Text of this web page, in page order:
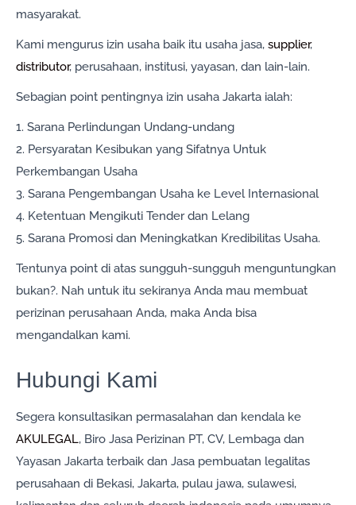
masyarakat.
Kami mengurus izin usaha baik itu usaha jasa, supplier,
distributor, perusahaan, institusi, yayasan, dan lain-lain.
Sebagian point pentingnya izin usaha Jakarta ialah:
1. Sarana Perlindungan Undang-undang
2. Persyaratan Kesibukan yang Sifatnya Untuk
Perkembangan Usaha
3. Sarana Pengembangan Usaha ke Level Internasional
4. Ketentuan Mengikuti Tender dan Lelang
5. Sarana Promosi dan Meningkatkan Kredibilitas Usaha.
Tentunya point di atas sungguh-sungguh menguntungkan
bukan?. Nah untuk itu sekiranya Anda mau membuat
perizinan perusahaan Anda, maka Anda bisa
mengandalkan kami.
Hubungi Kami
Segera konsultasikan permasalahan dan kendala ke
AKULEGAL, Biro Jasa Perizinan PT, CV, Lembaga dan
Yayasan Jakarta terbaik dan Jasa pembuatan legalitas
perusahaan di Bekasi, Jakarta, pulau jawa, sulawesi,